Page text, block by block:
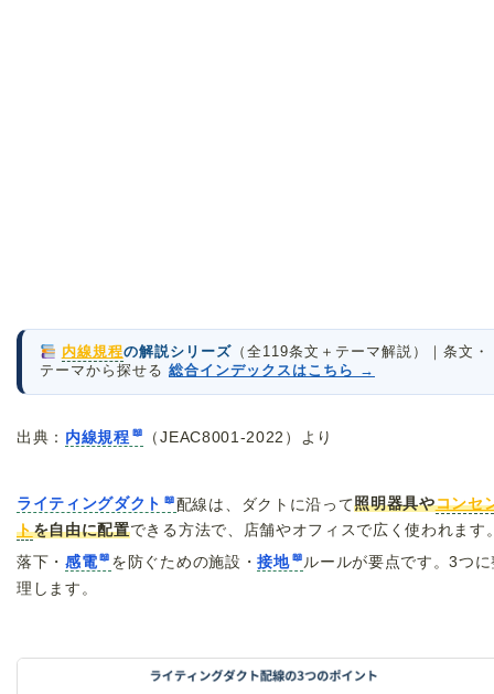
内線規程の解説シリーズ（全119条文＋テーマ解説）｜条文・
テーマから探せる 総合インデックスはこちら →
出典： 内線規程 （JEAC8001-2022）より
ライティングダクト 配線は、ダクトに沿って照明器具やコンセ
トを自由に配置できる方法で、店舗やオフィスで広く使われます
落下・感電 を防ぐための施設・接地
ルールが要点です。3つに
理します。